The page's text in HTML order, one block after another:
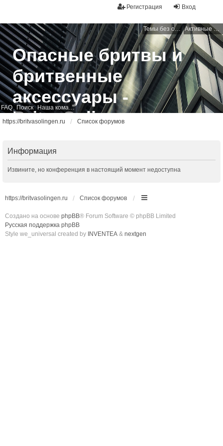
Вход
Регистрация
Темы без ответов Активные темы
FAQ Поиск Наша команда
Опасные бритвы и
бритвенные
аксессуары -
BritvaSolingen
https://britvasolingen.ru Список форумов
Информация
Извините, но конференция в настоящий момент недоступна
https://britvasolingen.ru Список форумов
Создано на основе phpBB® Forum Software © phpBB Limited
Русская поддержка phpBB
Style we_universal created by INVENTEA & nextgen